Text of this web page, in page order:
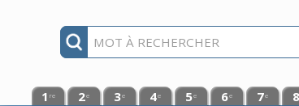
1 re 2e 3e 4e 5e 6e 7e 8